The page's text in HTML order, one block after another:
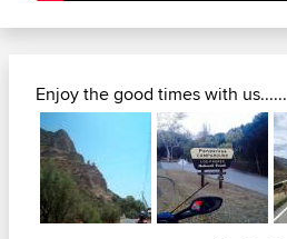
Enjoy the good times with us......